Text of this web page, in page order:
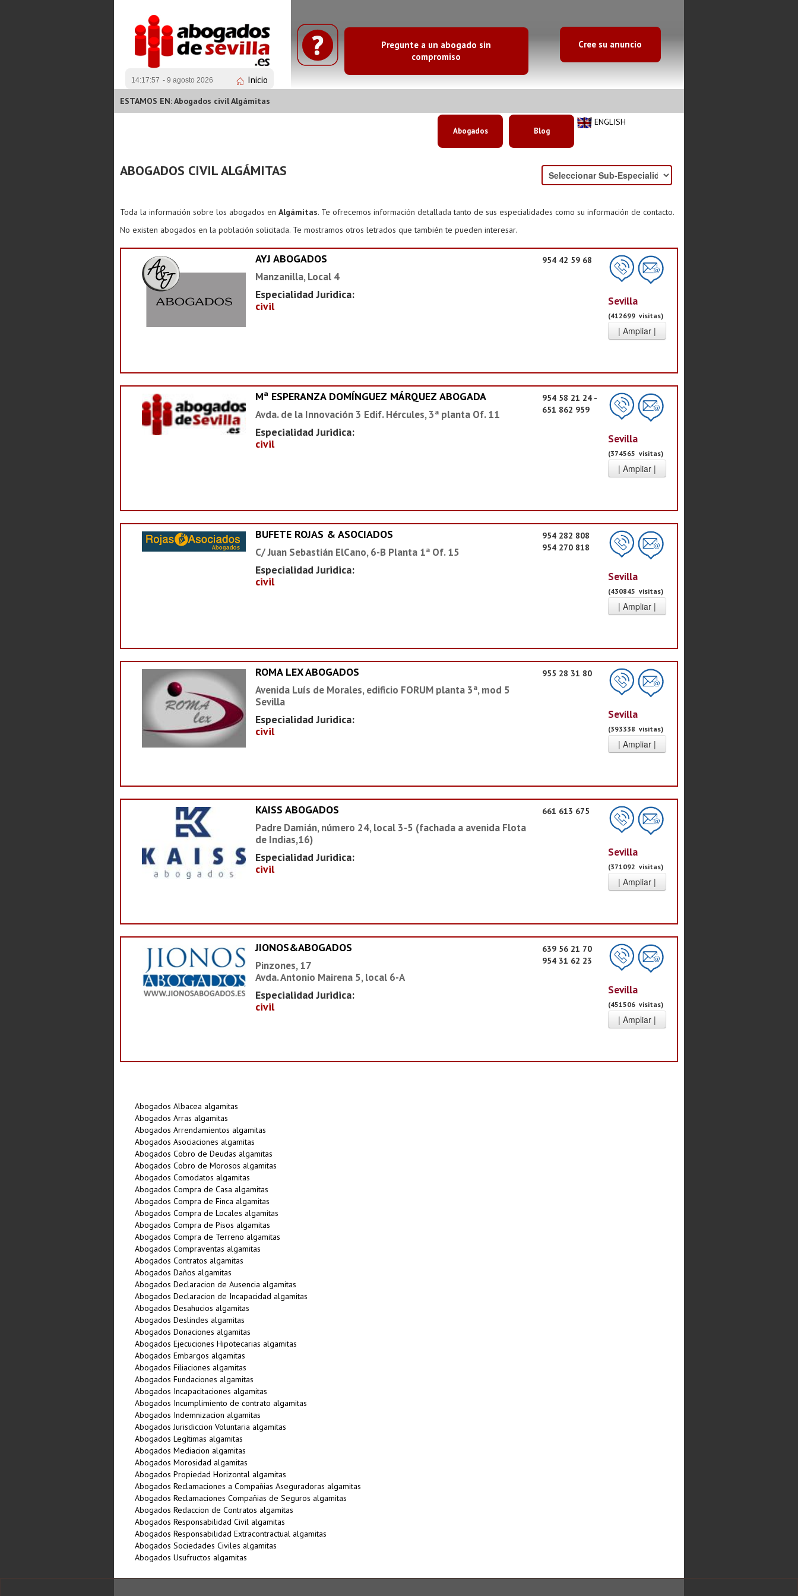
14:17:57 - 9 agosto 2026 Inicio
Pregunte a un abogado sin
compromiso
Cree su anuncio
ESTAMOS EN: Abogados civil Algámitas
ENGLISH
Abogados Blog
ABOGADOS CIVIL ALGÁMITAS
Toda la información sobre los abogados en Algámitas. Te ofrecemos información detallada tanto de sus especialidades como su información de contacto.
No existen abogados en la población solicitada. Te mostramos otros letrados que también te pueden interesar.
AYJ ABOGADOS
Manzanilla, Local 4
Especialidad Juridica:
civil
954 42 59 68
Sevilla
(412699 visitas)
Mª ESPERANZA DOMÍNGUEZ MÁRQUEZ ABOGADA
Avda. de la Innovación 3 Edif. Hércules, 3ª planta Of. 11
Especialidad Juridica:
civil
954 58 21 24 -
651 862 959
Sevilla
(374565 visitas)
BUFETE ROJAS & ASOCIADOS
C/ Juan Sebastián ElCano, 6-B Planta 1ª Of. 15
Especialidad Juridica:
civil
954 282 808
954 270 818
Sevilla
(430845 visitas)
ROMA LEX ABOGADOS
Avenida Luís de Morales, edificio FORUM planta 3ª, mod 5
Sevilla
Especialidad Juridica:
civil
955 28 31 80
Sevilla
(393338 visitas)
KAISS ABOGADOS
Padre Damián, número 24, local 3-5 (fachada a avenida Flota
de Indias,16)
Especialidad Juridica:
civil
661 613 675
Sevilla
(371092 visitas)
JIONOS&ABOGADOS
Pinzones, 17
Avda. Antonio Mairena 5, local 6-A
Especialidad Juridica:
civil
639 56 21 70
954 31 62 23
Sevilla
(451506 visitas)
Abogados Albacea algamitas
Abogados Arras algamitas
Abogados Arrendamientos algamitas
Abogados Asociaciones algamitas
Abogados Cobro de Deudas algamitas
Abogados Cobro de Morosos algamitas
Abogados Comodatos algamitas
Abogados Compra de Casa algamitas
Abogados Compra de Finca algamitas
Abogados Compra de Locales algamitas
Abogados Compra de Pisos algamitas
Abogados Compra de Terreno algamitas
Abogados Compraventas algamitas
Abogados Contratos algamitas
Abogados Daños algamitas
Abogados Declaracion de Ausencia algamitas
Abogados Declaracion de Incapacidad algamitas
Abogados Desahucios algamitas
Abogados Deslindes algamitas
Abogados Donaciones algamitas
Abogados Ejecuciones Hipotecarias algamitas
Abogados Embargos algamitas
Abogados Filiaciones algamitas
Abogados Fundaciones algamitas
Abogados Incapacitaciones algamitas
Abogados Incumplimiento de contrato algamitas
Abogados Indemnizacion algamitas
Abogados Jurisdiccion Voluntaria algamitas
Abogados Legí­timas algamitas
Abogados Mediacion algamitas
Abogados Morosidad algamitas
Abogados Propiedad Horizontal algamitas
Abogados Reclamaciones a Compañias Aseguradoras algamitas
Abogados Reclamaciones Compañias de Seguros algamitas
Abogados Redaccion de Contratos algamitas
Abogados Responsabilidad Civil algamitas
Abogados Responsabilidad Extracontractual algamitas
Abogados Sociedades Civiles algamitas
Abogados Usufructos algamitas